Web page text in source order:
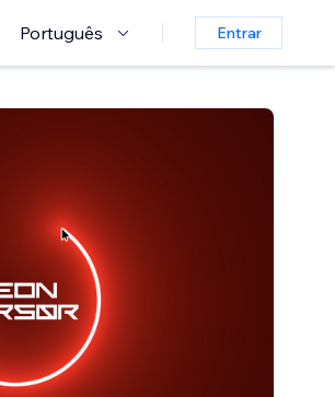
Português Entrar